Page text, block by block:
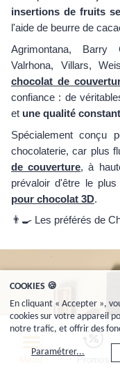
insertions de fruits
l'aide de beurre de
Agrimontana, Barry
Valrhona, Villars,
chocolat de
confiance : de
et une qualité
Spécialement conçu
chocolaterie, car plus
de couverture, à
prévaloir d'être le
pour chocolat 3D.
👨🍳 Les préférés de
COOKIES 🍪
En cliquant « Accepter »,
cookies sur votre appareil
notre trafic, et offrir des
Paramétrer...